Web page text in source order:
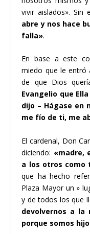
vivir aislados». Sin
abre y nos hace
falla».
En base a este
miedo que le entró
de que Dios
Evangelio que
dijo – Hágase en
me fío de ti, me
El cardenal, Don
diciendo: «madre,
a los otros como
que ha hecho
Plaza Mayor un »
y de todos los que
devolvernos a la
porque somos